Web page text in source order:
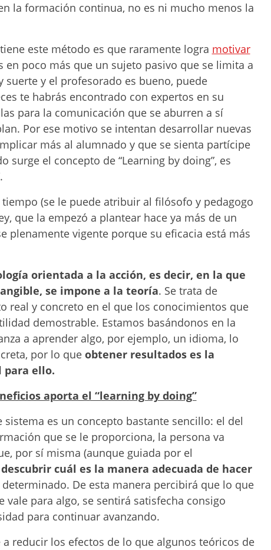
la formación continua, no es ni mucho menos la
este método es que raramente logra motivar
en poco más que un sujeto pasivo que se limita a
suerte y el profesorado es bueno, puede
te habrás encontrado con expertos en su
para la comunicación que se aburren a sí
Por ese motivo se intentan desarrollar nuevas
más al alumnado y que se sienta partícipe
surge el concepto de “Learning by doing”, es
(se le puede atribuir al filósofo y pedagogo
que la empezó a plantear hace ya más de un
plenamente vigente porque su eficacia está más
orientada a la acción, es decir, en la que
se impone a la teoría. Se trata de
real y concreto en el que los conocimientos que
demostrable. Estamos basándonos en la
a aprender algo, por ejemplo, un idioma, lo
por lo queobtener resultados es la
ello.
aporta el “learning by doing”
sistema es un concepto bastante sencillo: el del
que se le proporciona, la persona va
por sí misma (aunque guiada por el
cuál es la manera adecuada de hacer
De esta manera percibirá que lo que
vale para algo, se sentirá satisfecha consigo
para continuar avanzando.
reducir los efectos de lo que algunos teóricos de